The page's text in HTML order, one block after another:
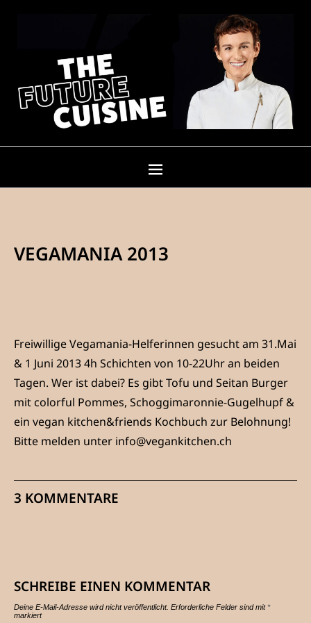
VEGAMANIA 2013
Freiwillige Vegamania-Helferinnen gesucht am 31.Mai
& 1 Juni 2013 4h Schichten von 10-22Uhr an beiden
Tagen. Wer ist dabei? Es gibt Tofu und Seitan Burger
mit colorful Pommes, Schoggimaronnie-Gugelhupf &
ein vegan kitchen&friends Kochbuch zur Belohnung!
Bitte melden unter info@vegankitchen.ch
3 KOMMENTARE
SCHREIBE EINEN KOMMENTAR
Deine E-Mail-Adresse wird nicht veröffentlicht. Erforderliche Felder sind mit*
markiert